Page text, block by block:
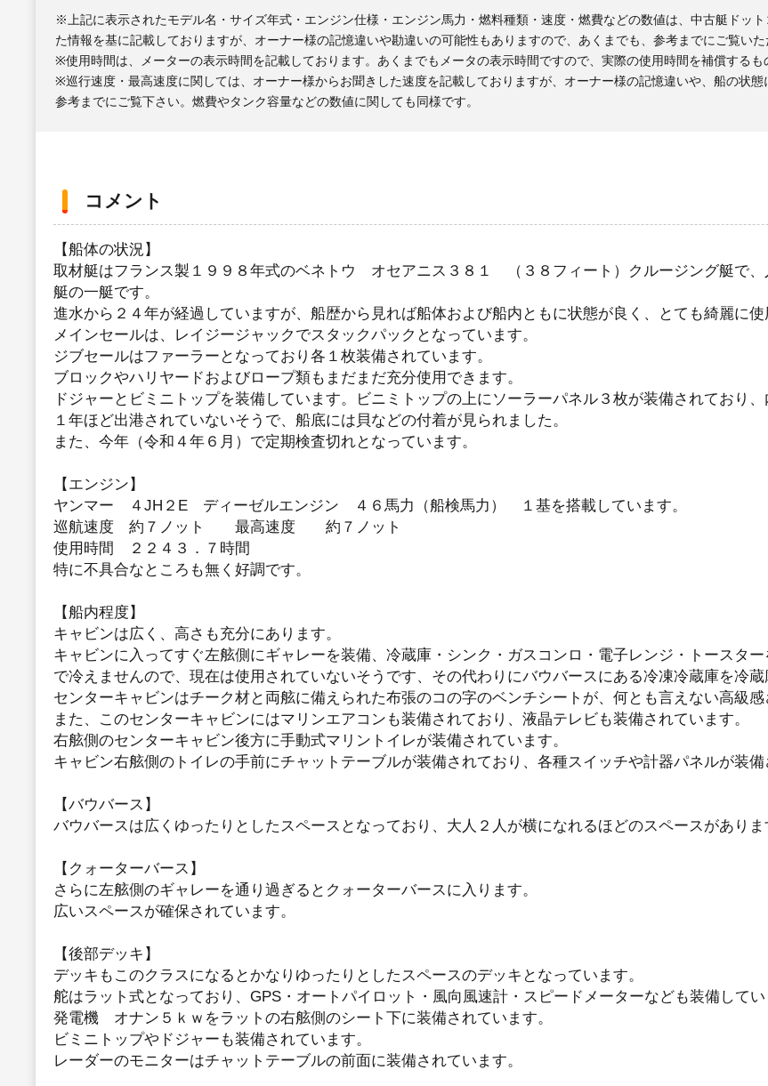
※上記に表示されたモデル名・サイズ年式・エンジン仕様・エンジン馬力・燃料種類・速度・燃費などの数値は、中古艇ドッ
た情報を基に記載しておりますが、オーナー様の記憶違いや勘違いの可能性もありますので、あくまでも、参考までにご覧い
※使用時間は、メーターの表示時間を記載しております。あくまでもメータの表示時間ですので、実際の使用時間を補償するも
※巡行速度・最高速度に関しては、オーナー様からお聞きした速度を記載しておりますが、オーナー様の記憶違いや、船の状
参考までにご覧下さい。燃費やタンク容量などの数値に関しても同様です。
コメント
【船体の状況】
取材艇はフランス製１９９８年式のベネトウ オセアニス３８１ （３８フィート）クルージング艇で、
艇の一艇です。
進水から２４年が経過していますが、船歴から見れば船体および船内ともに状態が良く、とても綺麗に使
メインセールは、レイジージャックでスタックパックとなっています。
ジブセールはファーラーとなっており各１枚装備されています。
ブロックやハリヤードおよびロープ類もまだまだ充分使用できます。
ドジャーとビミニトップを装備しています。ビニミトップの上にソーラーパネル３枚が装備されており
１年ほど出港されていないそうで、船底には貝などの付着が見られました。
また、今年（令和４年６月）で定期検査切れとなっています。
【エンジン】
ヤンマー ４JH２E ディーゼルエンジン ４６馬力（船検馬力） １基を搭載しています。
巡航速度 約７ノット 最高速度 約７ノット
使用時間 ２２４３．７時間
特に不具合なところも無く好調です。
【船内程度】
キャビンは広く、高さも充分にあります。
キャビンに入ってすぐ左舷側にギャレーを装備、冷蔵庫・シンク・ガスコンロ・電子レンジ・トース
で冷えませんので、現在は使用されていないそうです、その代わりにバウバースにある冷凍冷蔵庫を冷蔵
センターキャビンはチーク材と両舷に備えられた布張のコの字のベンチシートが、何とも言えない高級
また、このセンターキャビンにはマリンエアコンも装備されており、液晶テレビも装備されています。
右舷側のセンターキャビン後方に手動式マリントイレが装備されています。
キャビン右舷側のトイレの手前にチャットテーブルが装備されており、各種スイッチや計器パネルが装備
【バウバース】
バウバースは広くゆったりとしたスペースとなっており、大人２人が横になれるほどのスペースがありま
【クォーターバース】
さらに左舷側のギャレーを通り過ぎるとクォーターバースに入ります。
広いスペースが確保されています。
【後部デッキ】
デッキもこのクラスになるとかなりゆったりとしたスペースのデッキとなっています。
舵はラット式となっており、GPS・オートパイロット・風向風速計・スピードメーターなども装備してい
発電機 オナン５ｋｗをラットの右舷側のシート下に装備されています。
ビミニトップやドジャーも装備されています。
レーダーのモニターはチャットテーブルの前面に装備されています。